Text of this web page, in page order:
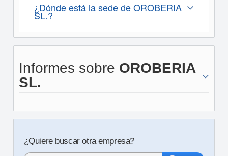
¿Dónde está la sede de OROBERIA
SL.?
Informes sobre OROBERIA
SL.
¿Quiere buscar otra empresa?